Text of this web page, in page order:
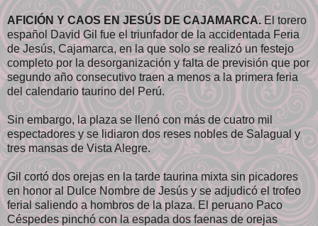
AFICIÓN Y CAOS EN JESÚS DE CAJAMARCA.El torero
español David Gil fue el triunfador de la accidentada Feria
de Jesús, Cajamarca, en la que solo se realizó un festejo
completo por la desorganización y falta de previsión que por
segundo año consecutivo traen a menos a la primera feria
del calendario taurino del Perú.
Sin embargo, la plaza se llenó con más de cuatro mil
espectadores y se lidiaron dos reses nobles de Salagual y
tres mansas de Vista Alegre.
Gil cortó dos orejas en la tarde taurina mixta sin picadores
en honor al Dulce Nombre de Jesús y se adjudicó el trofeo
ferial saliendo a hombros de la plaza. El peruano Paco
Céspedes pinchó con la espada dos faenas de orejas